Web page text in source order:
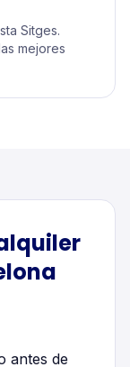
Sitges.
mejores
antes de